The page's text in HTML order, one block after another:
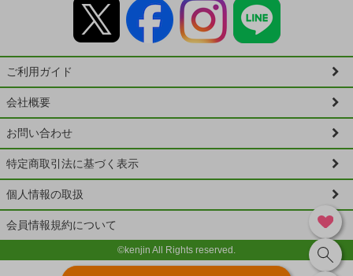
ご利用ガイド
会社概要
お問い合わせ
特定商取引法に基づく表示
個人情報の取扱
会員情報規約について
©kenjin All Rights reserved.